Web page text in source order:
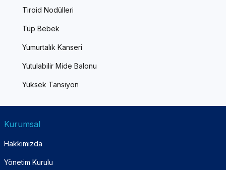
Tiroid Nodülleri
Tüp Bebek
Yumurtalık Kanseri
Yutulabilir Mide Balonu
Yüksek Tansiyon
Kurumsal
Hakkımızda
Yönetim Kurulu